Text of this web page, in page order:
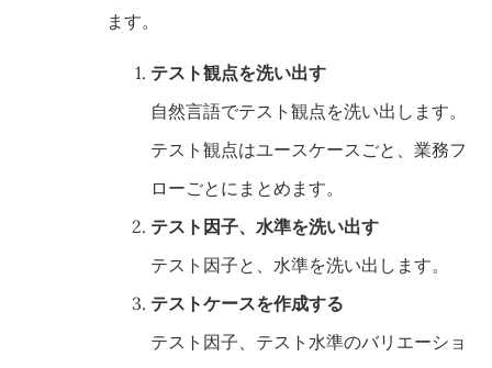
ます。
テスト観点を洗い出す
自然言語でテスト観点を洗い出します。
テスト観点はユースケースごと、業務フ
ローごとにまとめます。
テスト因子、水準を洗い出す
テスト因子と、水準を洗い出します。
テストケースを作成する
テスト因子、テスト水準のバリエーショ